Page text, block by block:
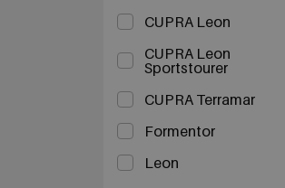
CUPRA Leon
CUPRA Leon
Sportstourer
CUPRA Terramar
Formentor
Leon